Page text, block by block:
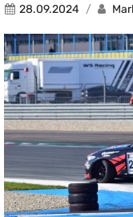
28.09.2024